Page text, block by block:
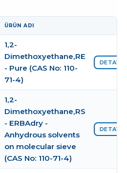
ÜRÜN ADI
1,2-
Dimethoxyethane,RE
- Pure (CAS No: 110-
71-4)
DETAYI
1,2-
Dimethoxyethane,RS
- ERBAdry -
Anhydrous solvents
on molecular sieve
(CAS No: 110-71-4)
DETAYI